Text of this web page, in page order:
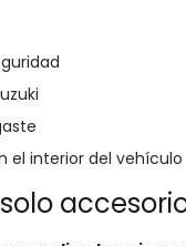
el interior del vehículo